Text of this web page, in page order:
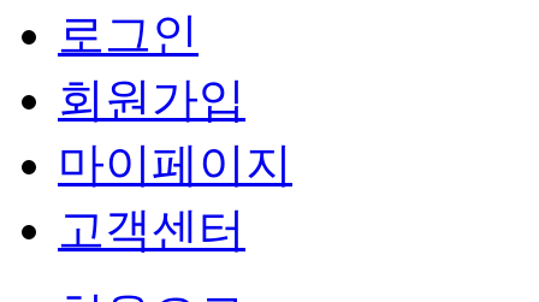
로그인
회원가입
마이페이지
고객센터